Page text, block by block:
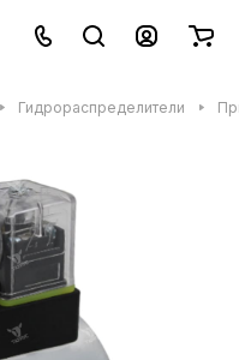
Гидрораспределители